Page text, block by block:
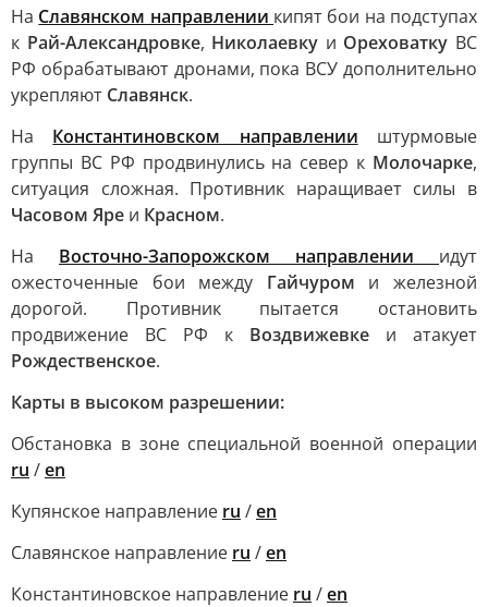
На Славянском направлении кипят бои на подступах
к Рай-Александровке, Николаевку и Ореховатку ВС
РФ обрабатывают дронами, пока ВСУ дополнительно
укрепляют Славянск.
На Константиновском направлении штурмовые
группы ВС РФ продвинулись на север к Молочарке,
ситуация сложная. Противник наращивает силы в
Часовом Яре и Красном.
На Восточно-Запорожском направлении идут
ожесточенные бои между Гайчуром и железной
дорогой. Противник пытается остановить
продвижение ВС РФ к Воздвижевке и атакует
Рождественское.
Карты в высоком разрешении:
Обстановка в зоне специальной военной операции
ru /en
Купянское направление ru /en
Славянское направление ru /en
Константиновское направление ru /en